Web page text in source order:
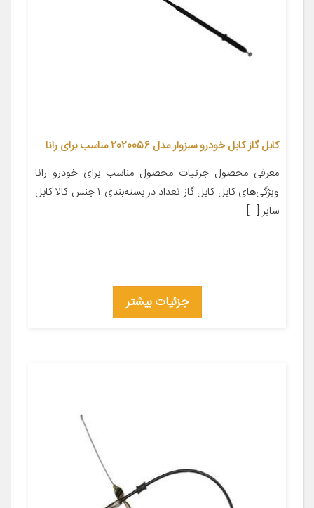
کابل گاز کابل خودرو سبزوار مدل 2020056 مناسب برای رانا
معرفی محصول جزئیات محصول مناسب برای خودرو رانا
ویژگی‌های کابل کابل گاز تعداد در بسته‌بندی ۱ جنس کالا کابل
سایر […]
جزئیات بیشتر